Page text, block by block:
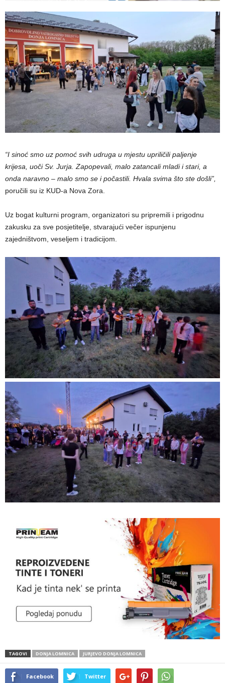
“I sinoć smo uz pomoć svih udruga u mjestu upriličili paljenje
krijesa, uoči Sv. Jurja. Zapopevali, malo zatancali mladi i stari, a
onda naravno – malo smo se i počastili. Hvala svima što ste došli”,
poručili su iz KUD-a Nova Zora.
Uz bogat kulturni program, organizatori su pripremili i prigodnu
zakusku za sve posjetitelje, stvarajući večer ispunjenu
zajedništvom, veseljem i tradicijom.
TAGOVI DONJA LOMNICA JURJEVO DONJA LOMNICA
Facebook Twitter